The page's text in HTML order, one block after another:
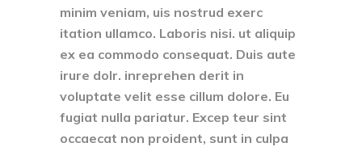
minim veniam, uis nostrud exerc
itation ullamco. Laboris nisi. ut aliquip
ex ea commodo consequat. Duis aute
irure dolr. inreprehen derit in
voluptate velit esse cillum dolore. Eu
fugiat nulla pariatur. Excep teur sint
occaecat non proident, sunt in culpa